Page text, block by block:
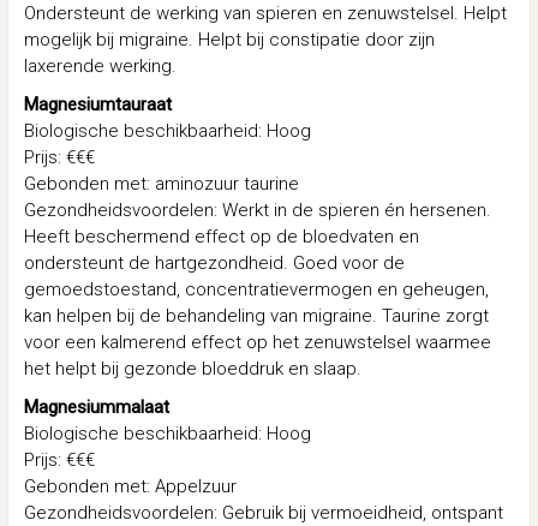
Ondersteunt de werking van spieren en zenuwstelsel. Helpt
mogelijk bij migraine. Helpt bij constipatie door zijn
laxerende werking.
Magnesiumtauraat
Biologische beschikbaarheid: Hoog
Prijs: €€€
Gebonden met: aminozuur taurine
Gezondheidsvoordelen: Werkt in de spieren én hersenen.
Heeft beschermend effect op de bloedvaten en
ondersteunt de hartgezondheid. Goed voor de
gemoedstoestand, concentratievermogen en geheugen,
kan helpen bij de behandeling van migraine. Taurine zorgt
voor een kalmerend effect op het zenuwstelsel waarmee
het helpt bij gezonde bloeddruk en slaap.
Magnesiummalaat
Biologische beschikbaarheid: Hoog
Prijs: €€€
Gebonden met: Appelzuur
Gezondheidsvoordelen: Gebruik bij vermoeidheid, ontspant